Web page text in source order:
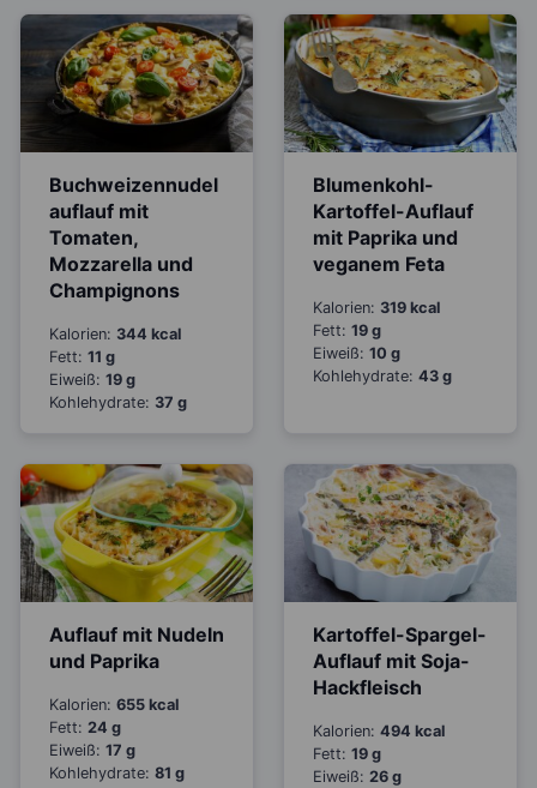
Buchweizennudel
auflauf mit
Tomaten,
Mozzarella und
Champignons
Kalorien: 344 kcal
Fett: 11 g
Eiweiß: 19 g
Kohlehydrate: 37 g
Blumenkohl-
Kartoffel-Auflauf
mit Paprika und
veganem Feta
Kalorien: 319 kcal
Fett: 19 g
Eiweiß: 10 g
Kohlehydrate: 43 g
Auflauf mit Nudeln
und Paprika
Kalorien: 655 kcal
Fett: 24 g
Eiweiß: 17 g
Kohlehydrate: 81 g
Kartoffel-Spargel-
Auflauf mit Soja-
Hackfleisch
Kalorien: 494 kcal
Fett: 19 g
Eiweiß: 26 g